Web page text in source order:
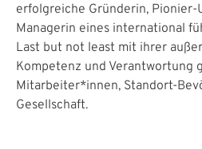
erfolgreiche Gründerin,
Managerin eines international
Last but not least mit ihrer
Kompetenz und Verantwortung
Mitarbeiter*innen, Standort-
Gesellschaft.